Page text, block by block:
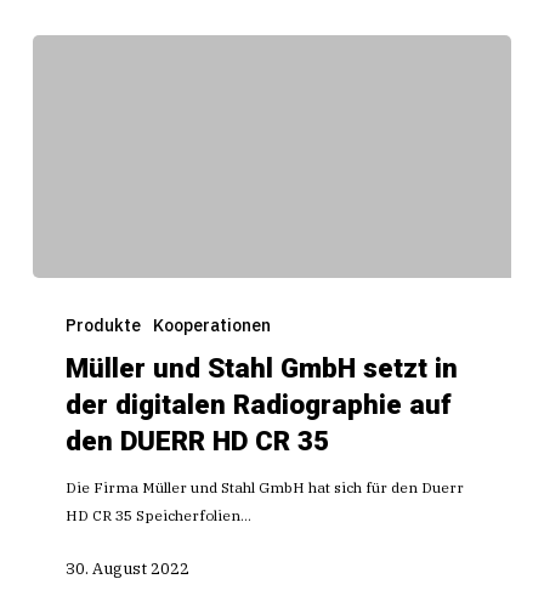
GmbH
digitalen
Radiographie
Produkte Kooperationen
Müller und Stahl GmbH setzt in
der digitalen Radiographie auf
den DUERR HD CR 35
Die Firma Müller und Stahl GmbH hat sich für den Duerr
HD CR 35 Speicherfolien…
30. August 2022